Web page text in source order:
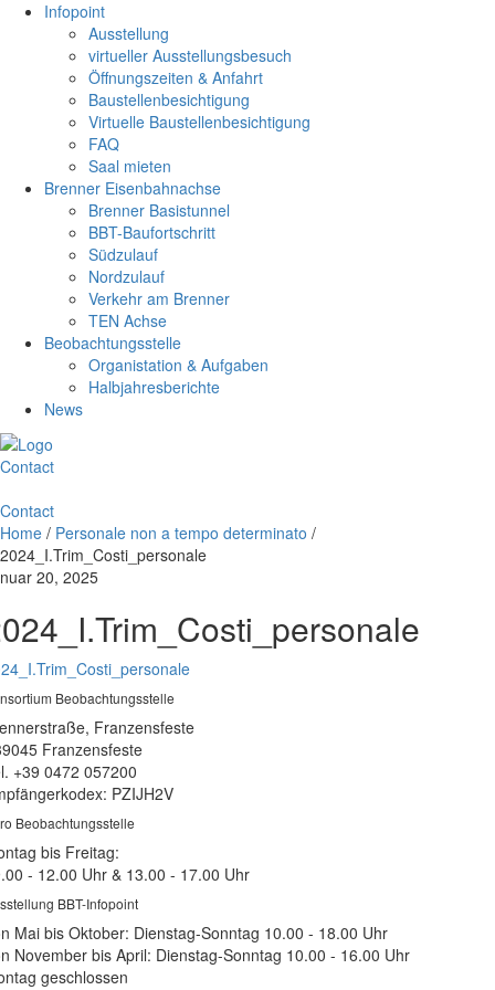
Infopoint
Ausstellung
virtueller Ausstellungsbesuch
Öffnungszeiten & Anfahrt
Baustellenbesichtigung
Virtuelle Baustellenbesichtigung
FAQ
Saal mieten
Brenner Eisenbahnachse
Brenner Basistunnel
BBT-Baufortschritt
Südzulauf
Nordzulauf
Verkehr am Brenner
TEN Achse
Beobachtungsstelle
Organistation & Aufgaben
Halbjahresberichte
News
Contact
Contact
Home / Personale non a tempo determinato /
2024_I.Trim_Costi_personale
20, 2025
Beobachtungsstelle
Franzensfeste
Franzensfeste
+39 0472 057200
PZIJH2V
Beobachtungsstelle
bis Freitag:
- 12.00 Uhr & 13.00 - 17.00 Uhr
BBT-Infopoint
Mai bis Oktober: Dienstag-Sonntag 10.00 - 18.00 Uhr
November bis April: Dienstag-Sonntag 10.00 - 16.00 Uhr
geschlossen